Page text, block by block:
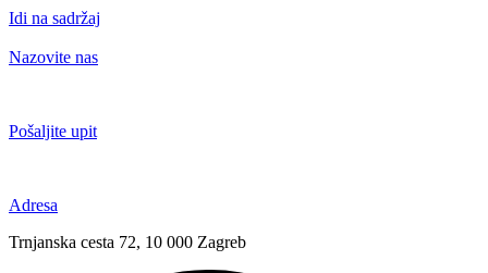
Idi na sadržaj
Nazovite nas
Pošaljite upit
Adresa
Trnjanska cesta 72, 10 000 Zagreb